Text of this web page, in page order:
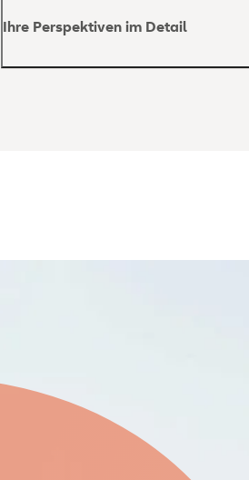
Ihre Perspektiven im Detail
Unternehmensberatungen